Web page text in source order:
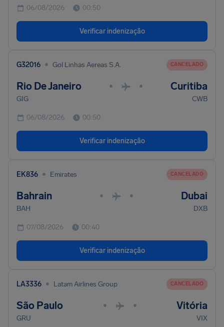
06/08/2026 00:50
Verificar indenização
G32016 • Gol Linhas Aereas S.A. CANCELADO
Rio De Janeiro • • Curitiba
GIG CWB
06/08/2026 00:50
Verificar indenização
EK836 • Emirates CANCELADO
Bahrain • • Dubai
BAH DXB
07/08/2026 00:40
Verificar indenização
LA3336 • Latam Airlines Group CANCELADO
São Paulo • • Vitória
GRU VIX